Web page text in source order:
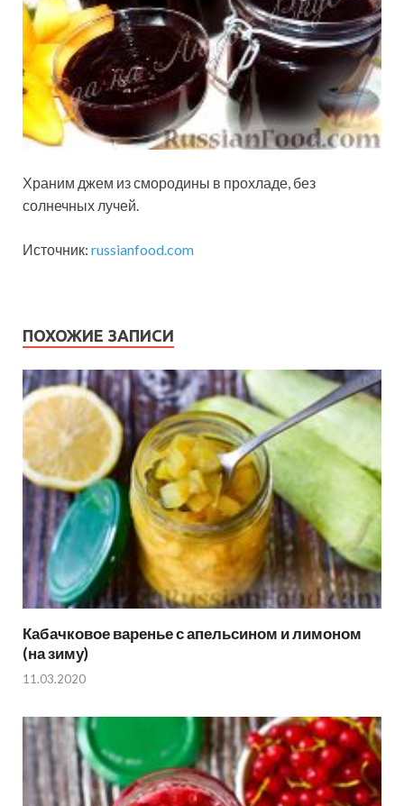
Храним джем из смородины в прохладе, без
солнечных лучей.
Источник: russianfood.com
ПОХОЖИЕ ЗАПИСИ
Кабачковое варенье с апельсином и лимоном
(на зиму)
11.03.2020